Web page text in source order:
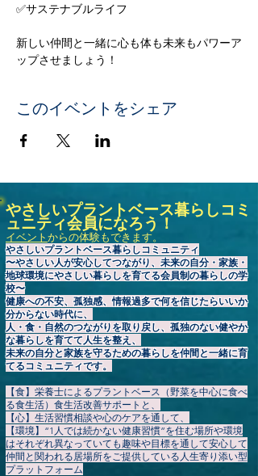
✅サステナブルライフ
新しい仲間と一緒に心も体も未来もパワーア
ップさせましょう！
このイベントをシェア
やさしいプラントベース暮らしコミ
ュニティ会員になろう！
イベントからの体験もできます。
やさしいプラントベース暮らしコミュニティ
〜やさしい人が安心してつながり、未来の自分・家族・
地球環境にやさしい暮らしを育てる会員制の暮らしの学
校〜
健康への不安、孤独感、情報過多で何を信じたらいいか
分からない時代に、
人・食・自然のつながりを取り戻し、孤独のない健やか
な暮らしを育てて人生を整え、
未来の自分と家族を守るための暮らしを仲間と一緒に育
てるコミュニティです。
【食】栄養士によるプラントベース（野菜を中心に食べ
る食生活）食生活改善サポートと、
【心】生活習慣相談や心のケアを通して、
【環境】“1人では続かない健康習慣”を住む場所や環境
はそれぞれ異なっていても趣味や目標を通して安心して
仲間と関われる居場所をご提供している人生寄り添い型
プラットフォーム